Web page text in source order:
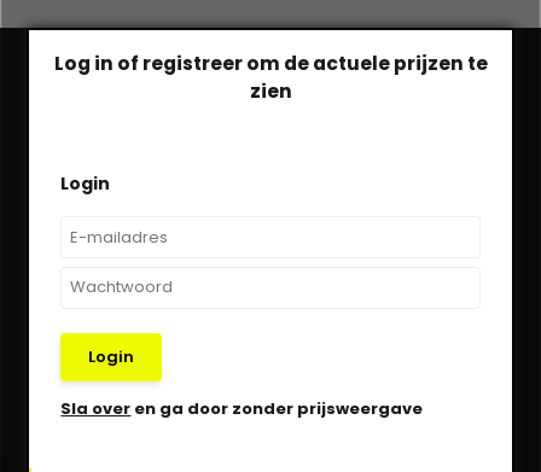
Log in of registreer om de actuele prijzen te
zien
Login
Login
Sla over en ga door zonder prijsweergave
We helpen je graag via Whatsapp!
Kom in contact!
030-6332929
verkoop@vanbieren.nl